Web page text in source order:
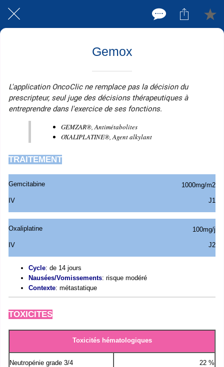
Gemox
L'application OncoClic ne remplace pas la décision du
prescripteur, seul juge des décisions thérapeutiques à
entreprendre dans l'exercice de ses fonctions.
GEMZAR®, Antimétabolites
OXALIPLATINE®, Agent alkylant
TRAITEMENT
Gemcitabine
IV
1000mg/m2
J1
Oxaliplatine
IV
100mg/j
J2
Cycle: de 14 jours
Nausées/Vomissements: risque modéré
Contexte: métastatique
TOXICITES
Toxicités hématologiques
Neutropénie grade 3/4 22 %